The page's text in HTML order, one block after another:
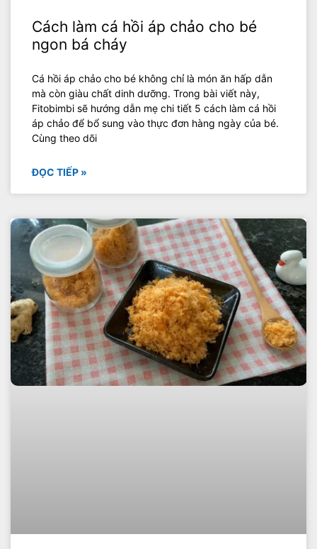
Cách làm cá hồi áp chảo cho bé
ngon bá cháy
Cá hồi áp chảo cho bé không chỉ là món ăn hấp dẫn
mà còn giàu chất dinh dưỡng. Trong bài viết này,
Fitobimbi sẽ hướng dẫn mẹ chi tiết 5 cách làm cá hồi
áp chảo để bổ sung vào thực đơn hàng ngày của bé.
Cùng theo dõi
ĐỌC TIẾP »